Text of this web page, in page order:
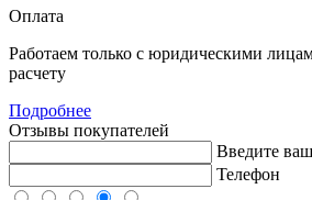
Оплата
Работаем только с юридическими
расчету
Подробнее
Отзывы покупателей
Введите
Телефон